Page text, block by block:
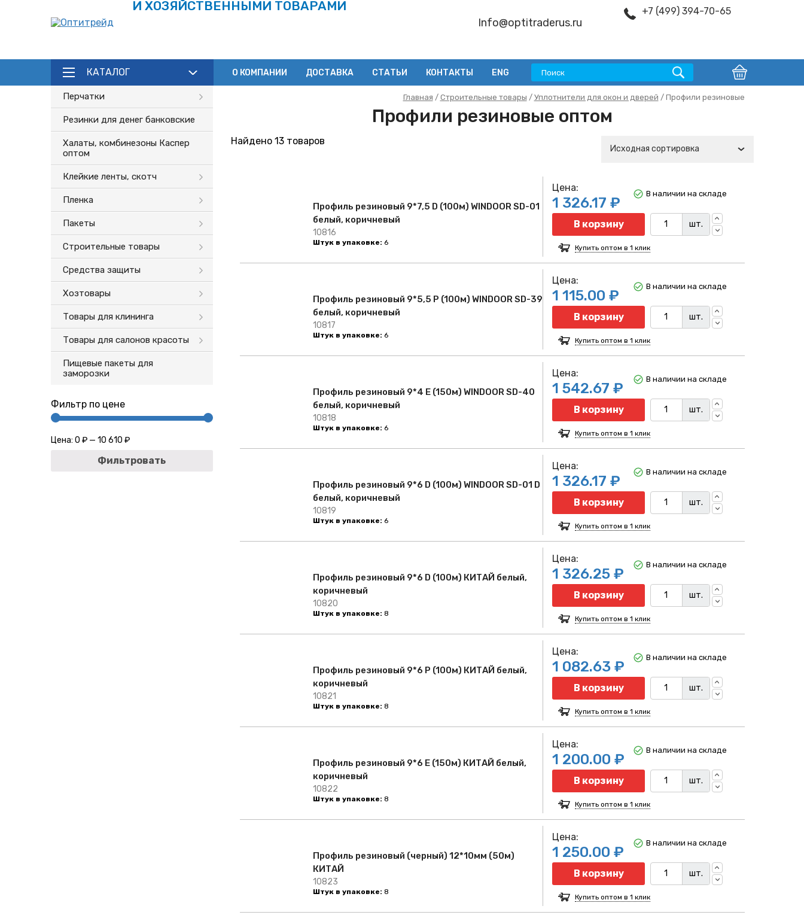
И ХОЗЯЙСТВЕННЫМИ ТОВАРАМИ
Info@optitraderus.ru
+7 (499) 394-70-65
КАТАЛОГ О КОМПАНИИ ДОСТАВКА СТАТЬИ КОНТАКТЫ ENG
Каталог
Перчатки
Резинки для денег банковские
Халаты, комбинезоны Каспер
оптом
Клейкие ленты, скотч
Пленка
Пакеты
Строительные товары
Средства защиты
Хозтовары
Товары для клининга
Товары для салонов красоты
Пищевые пакеты для
заморозки
Фильтр по цене
Фильтровать
Цена: 0 ₽— 10 610 ₽
Главная / Строительные товары / Уплотнители для окон и дверей / Профили резиновые
Профили резиновые оптом
Найдено 13 товаров
Исходная сортировка
Профиль резиновый 9*7,5 D (100м) WINDOOR SD-01
белый, коричневый
10816
Штук в упаковке: 6
Цена:
1 326.17 ₽
Количество
В корзину шт.
В наличии на складе
Купить оптом в 1 клик
Профиль резиновый 9*5,5 P (100м) WINDOOR SD-39
белый, коричневый
10817
Штук в упаковке: 6
Цена:
1 115.00 ₽
Количество
В корзину шт.
В наличии на складе
Купить оптом в 1 клик
Профиль резиновый 9*4 E (150м) WINDOOR SD-40
белый, коричневый
10818
Штук в упаковке: 6
Цена:
1 542.67 ₽
Количество
В корзину шт.
В наличии на складе
Купить оптом в 1 клик
Профиль резиновый 9*6 D (100м) WINDOOR SD-01 D
белый, коричневый
10819
Штук в упаковке: 6
Цена:
1 326.17 ₽
Количество
В корзину шт.
В наличии на складе
Купить оптом в 1 клик
Профиль резиновый 9*6 D (100м) КИТАЙ белый,
коричневый
10820
Штук в упаковке: 8
Цена:
1 326.25 ₽
Количество
В корзину шт.
В наличии на складе
Купить оптом в 1 клик
Профиль резиновый 9*6 P (100м) КИТАЙ белый,
коричневый
10821
Штук в упаковке: 8
Цена:
1 082.63 ₽
Количество
В корзину шт.
В наличии на складе
Купить оптом в 1 клик
Профиль резиновый 9*6 Е (150м) КИТАЙ белый,
коричневый
10822
Штук в упаковке: 8
Цена:
1 200.00 ₽
Количество
В корзину шт.
В наличии на складе
Купить оптом в 1 клик
Профиль резиновый (черный) 12*10мм (50м)
КИТАЙ
10823
Штук в упаковке: 8
Цена:
1 250.00 ₽
Количество
В корзину шт.
В наличии на складе
Купить оптом в 1 клик